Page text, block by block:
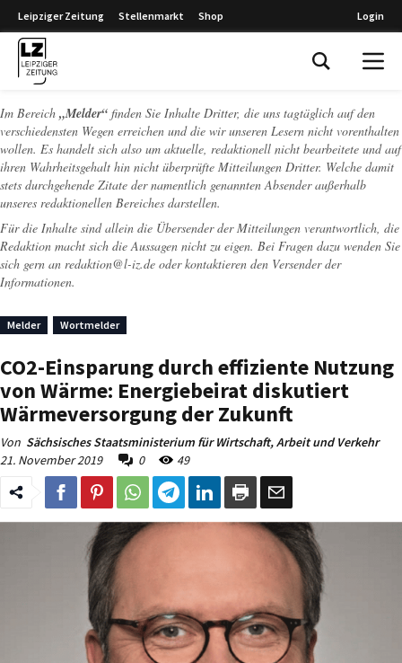
Leipziger Zeitung Stellenmarkt Shop Login
Im Bereich „Melder“ finden Sie Inhalte Dritter, die uns tagtäglich auf den
verschiedensten Wegen erreichen und die wir unseren Lesern nicht vorenthalten
wollen. Es handelt sich also um aktuelle, redaktionell nicht bearbeitete und auf
ihren Wahrheitsgehalt hin nicht überprüfte Mitteilungen Dritter. Welche damit
stets durchgehende Zitate der namentlich genannten Absender außerhalb
unseres redaktionellen Bereiches darstellen.
Für die Inhalte sind allein die Übersender der Mitteilungen verantwortlich, die
Redaktion macht sich die Aussagen nicht zu eigen. Bei Fragen dazu wenden Sie
sich gern an redaktion@l-iz.de oder kontaktieren den Versender der
Informationen.
Melder Wortmelder
CO2-Einsparung durch effiziente Nutzung
von Wärme: Energiebeirat diskutiert
Wärmeversorgung der Zukunft
Von Sächsisches Staatsministerium für Wirtschaft, Arbeit und Verkehr
21. November 2019
0 49